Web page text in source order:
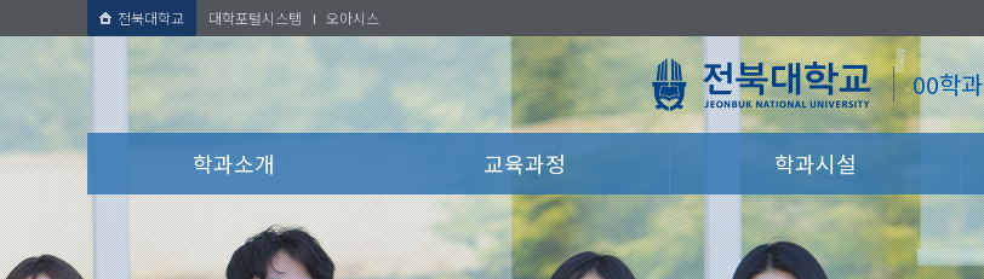
전북대학교 대학포털시스템 오아시스
00학과
학과소개 교육과정 학과시설